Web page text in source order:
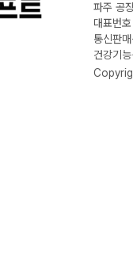
파주 공
대표번
통신판
건강기